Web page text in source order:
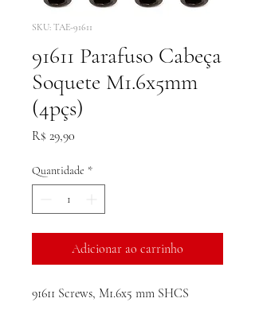
SKU: TAE-91611
91611 Parafuso Cabeça
Soquete M1.6x5mm
(4pçs)
R$ 29,90
Quantidade *
Adicionar ao carrinho
91611 Screws, M1.6x5 mm SHCS